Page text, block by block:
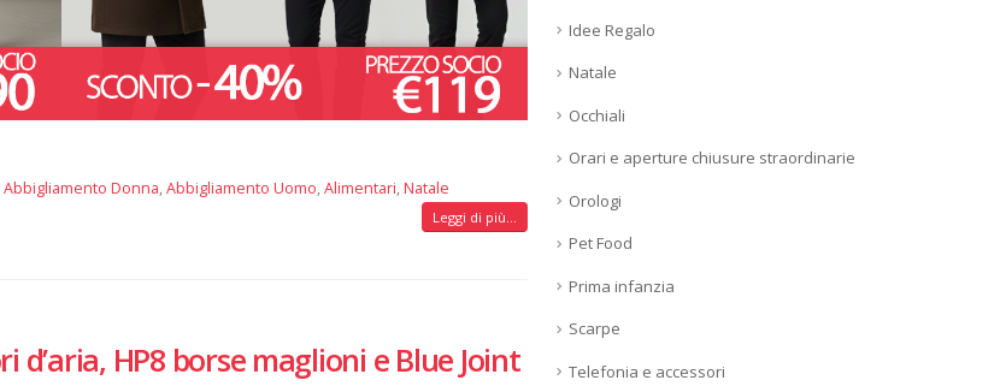
Abbigliamento Donna,Abbigliamento Uomo,Alimentari,Natale
Leggi di più...
HP8 borse maglioni e Blue Joint
Idee Regalo
Natale
Occhiali
Orari e aperture chiusure straordinarie
Orologi
Pet Food
Prima infanzia
Scarpe
Telefonia e accessori